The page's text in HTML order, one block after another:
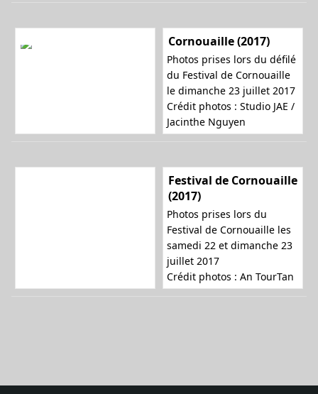
Cornouaille (2017)
Photos prises lors du défilé
du Festival de Cornouaille
le dimanche 23 juillet 2017
Crédit photos : Studio JAE /
Jacinthe Nguyen
Festival de Cornouaille
(2017)
Photos prises lors du
Festival de Cornouaille les
samedi 22 et dimanche 23
juillet 2017
Crédit photos : An TourTan